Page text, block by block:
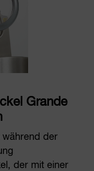
Grande
während der
der mit einer